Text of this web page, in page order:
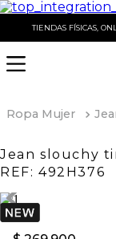
TIENDAS FÍSICAS,
Ropa Mujer
Jean slouchy
REF: 492H376